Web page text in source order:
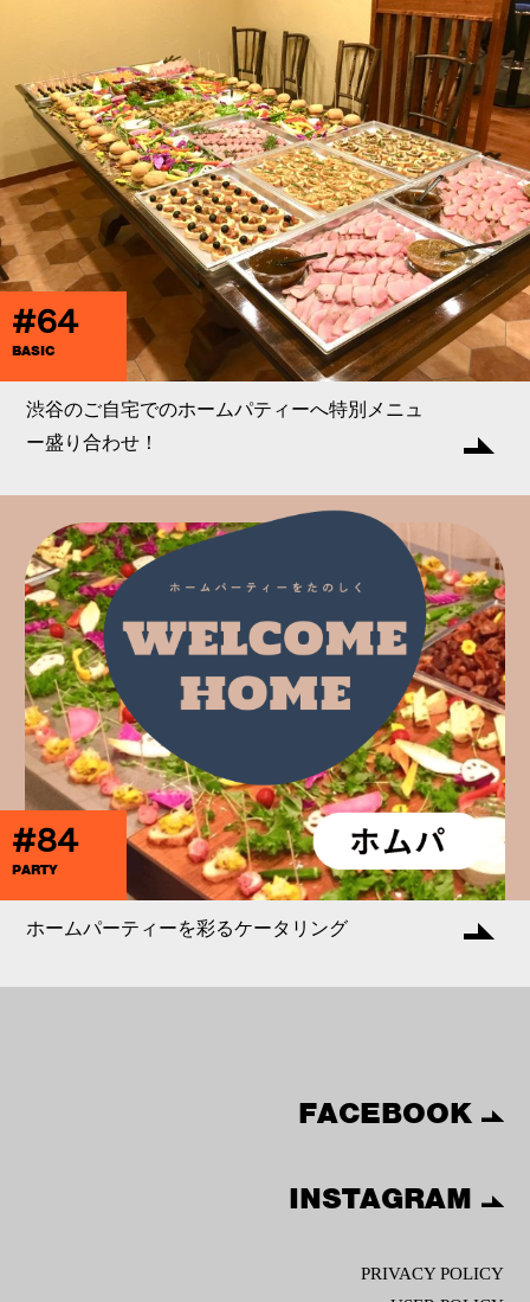
#64
BASIC
渋谷のご自宅でのホームパティーへ特別メニュ
ー盛り合わせ！
#84
PARTY
ホームパーティーを彩るケータリング
FACEBOOK
INSTAGRAM
PRIVACY POLICY